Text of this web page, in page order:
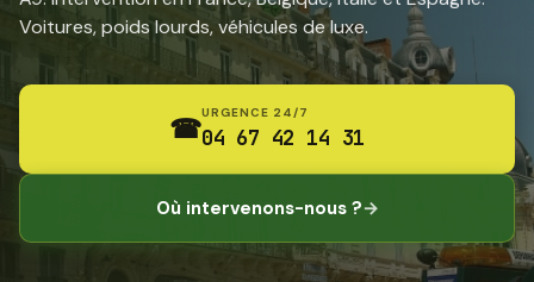
Voitures, poids lourds, véhicules de luxe.
☎URGENCE 24/7
04 67 42 14 31
Où intervenons-nous ?→